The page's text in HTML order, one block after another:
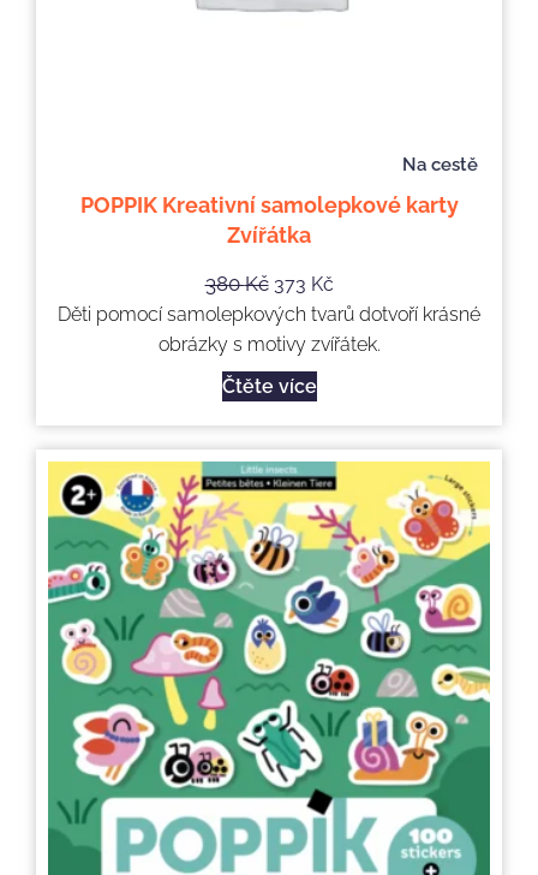
Na cestě
POPPIK Kreativní samolepkové karty
Zvířátka
380Kč 373 Kč
Děti pomocí samolepkových tvarů dotvoří krásné
obrázky s motivy zvířátek.
Čtěte více